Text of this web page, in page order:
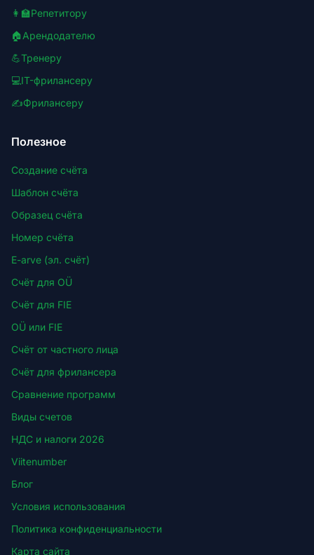
👩‍🏫Репетитору
🏠Арендодателю
💪Тренеру
💻IT-фрилансеру
✍️Фрилансеру
Полезное
Создание счёта
Шаблон счёта
Образец счёта
Номер счёта
E-arve (эл. счёт)
Счёт для OÜ
Счёт для FIE
OÜ или FIE
Счёт от частного лица
Счёт для фрилансера
Сравнение программ
Виды счетов
НДС и налоги 2026
Viitenumber
Блог
Условия использования
Политика конфиденциальности
Карта сайта